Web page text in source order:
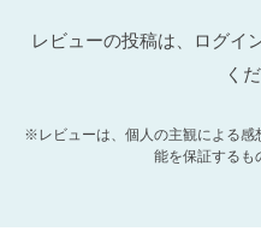
レビューの投稿は、ログイ
く
※レビューは、個人の主観による感
能を保証するも